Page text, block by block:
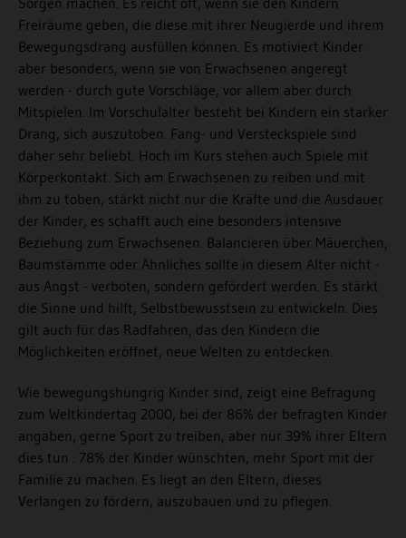
Freiräume geben, die diese mit ihrer Neugierde und ihrem
Bewegungsdrang ausfüllen können. Es motiviert Kinder
aber besonders, wenn sie von Erwachsenen angeregt
werden - durch gute Vorschläge, vor allem aber durch
Mitspielen. Im Vorschulalter besteht bei Kindern ein starker
Drang, sich auszutoben. Fang- und Versteckspiele sind
daher sehr beliebt. Hoch im Kurs stehen auch Spiele mit
Körperkontakt. Sich am Erwachsenen zu reiben und mit
ihm zu toben, stärkt nicht nur die Kräfte und die Ausdauer
der Kinder, es schafft auch eine besonders intensive
Beziehung zum Erwachsenen. Balancieren über Mäuerchen,
Baumstämme oder Ähnliches sollte in diesem Alter nicht -
aus Angst - verboten, sondern gefördert werden. Es stärkt
die Sinne und hilft, Selbstbewusstsein zu entwickeln. Dies
gilt auch für das Radfahren, das den Kindern die
Möglichkeiten eröffnet, neue Welten zu entdecken.
Wie bewegungshungrig Kinder sind, zeigt eine Befragung
zum Weltkindertag 2000, bei der 86% der befragten Kinder
angaben, gerne Sport zu treiben, aber nur 39% ihrer Eltern
dies tun . 78% der Kinder wünschten, mehr Sport mit der
Familie zu machen. Es liegt an den Eltern, dieses
Verlangen zu fördern, auszubauen und zu pflegen.